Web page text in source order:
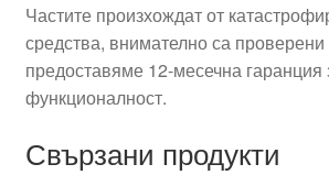
Частите произхождат от
средства, внимателно са проверени
предоставяме 12-месечна гаранция
функционалност.
Свързани продукти